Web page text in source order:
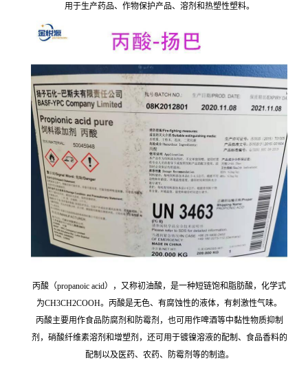
用于生产药品、作物保护产品、溶剂和热塑性塑料。
丙酸（propanoic acid），又称初油酸，是一种短链饱和脂肪酸，化学式
为CH3CH2COOH。丙酸是无色、有腐蚀性的液体，有刺激性气味。
丙酸主要用作食品防腐剂和防霉剂，也可用作啤酒等中黏性物质抑制
剂，硝酸纤维素溶剂和增塑剂，还可用于镀镍溶液的配制、食品香料的
配制以及医药、农药、防霉剂等的制造。